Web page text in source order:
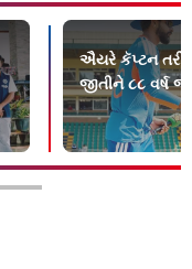
ઐયરે કૅપ્ટન
જીતીને ૮૮ વર્ષ